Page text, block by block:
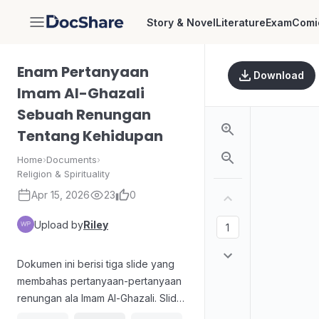
DocShare Story & NovelLiteratureExam
Enam Pertanyaan
Imam Al-Ghazali
Sebuah Renungan
Tentang Kehidupan
Home›Documents›
Religion & Spirituality
Apr 15, 2026 23 0
Upload byRiley
Dokumen ini berisi tiga slide yang
membahas pertanyaan-pertanyaan
renungan ala Imam Al-Ghazali. Slide
Download